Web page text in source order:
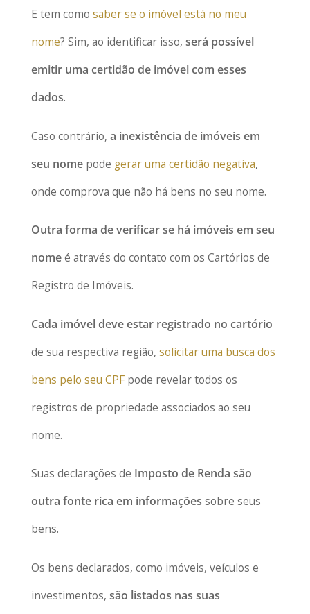
E tem como saber se o imóvel está no meu
nome? Sim, ao identificar isso, será possível
emitir uma certidão de imóvel com esses
dados.
Caso contrário, a inexistência de imóveis em
seu nome pode gerar uma certidão negativa,
onde comprova que não há bens no seu nome.
Outra forma de verificar se há imóveis em seu
nomeé através do contato com os Cartórios de
Registro de Imóveis.
Cada imóvel deve estar registrado no cartório
de sua respectiva região, solicitar uma busca dos
bens pelo seu CPFpode revelar todos os
registros de propriedade associados ao seu
nome.
Suas declarações de Imposto de Renda são
outra fonte rica em informações sobre seus
bens.
Os bens declarados, como imóveis, veículos e
investimentos, são listados nas suas